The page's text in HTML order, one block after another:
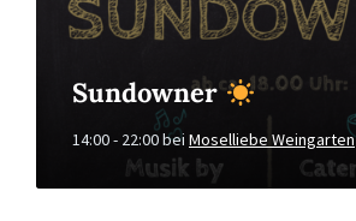
Sundowner
14:00 - 22:00bei Moselliebe Weingarten